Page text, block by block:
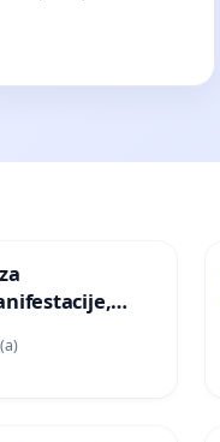
drugog
Avdić“ u